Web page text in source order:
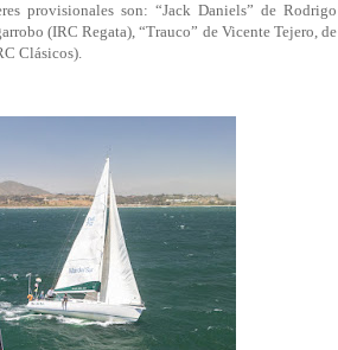
provisionales son: “Jack Daniels” de Rodrigo
(IRC Regata), “Trauco” de Vicente Tejero, de
Clásicos).